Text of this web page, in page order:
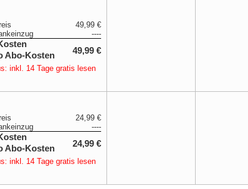
49,99 €
----
49,99 €
inkl. 14 Tage gratis lesen
24,99 €
----
24,99 €
inkl. 14 Tage gratis lesen